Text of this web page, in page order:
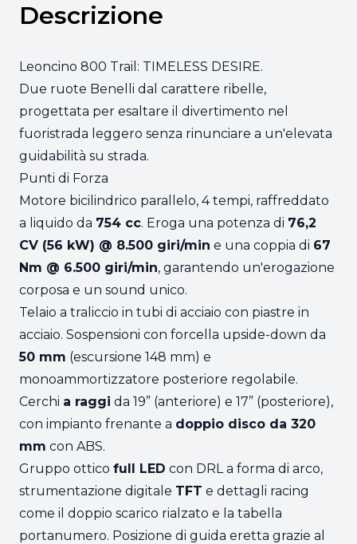
Descrizione
Leoncino 800 Trail: TIMELESS DESIRE.
Due ruote Benelli dal carattere ribelle,
progettata per esaltare il divertimento nel
fuoristrada leggero senza rinunciare a un'elevata
guidabilità su strada.
Punti di Forza
Motore bicilindrico parallelo, 4 tempi, raffreddato
a liquido da 754 cc. Eroga una potenza di 76,2
CV (56 kW) @ 8.500 giri/min e una coppia di 67
Nm @ 6.500 giri/min, garantendo un'erogazione
corposa e un sound unico.
Telaio a traliccio in tubi di acciaio con piastre in
acciaio. Sospensioni con forcella upside-down da
50 mm (escursione 148 mm) e
monoammortizzatore posteriore regolabile.
Cerchi a raggi da 19” (anteriore) e 17” (posteriore),
con impianto frenante a doppio disco da 320
mm con ABS.
Gruppo ottico full LED con DRL a forma di arco,
strumentazione digitale TFT e dettagli racing
come il doppio scarico rialzato e la tabella
portanumero. Posizione di guida eretta grazie al